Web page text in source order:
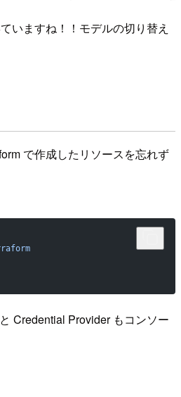
いますね！！モデルの切り替え
で作成したリソースを忘れず
Credential Provider もコンソー